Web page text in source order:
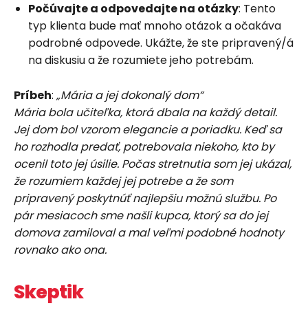
Počúvajte a odpovedajte na otázky: Tento
typ klienta bude mať mnoho otázok a očakáva
podrobné odpovede. Ukážte, že ste pripravený/á
na diskusiu a že rozumiete jeho potrebám.
Príbeh: „Mária a jej dokonalý dom“
Mária bola učiteľka, ktorá dbala na každý detail.
Jej dom bol vzorom elegancie a poriadku. Keď sa
ho rozhodla predať, potrebovala niekoho, kto by
ocenil toto jej úsilie. Počas stretnutia som jej ukázal,
že rozumiem každej jej potrebe a že som
pripravený poskytnúť najlepšiu možnú službu. Po
pár mesiacoch sme našli kupca, ktorý sa do jej
domova zamiloval a mal veľmi podobné hodnoty
rovnako ako ona.
Skeptik